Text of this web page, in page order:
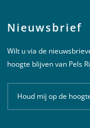
Nieuwsbrief
Wilt u via de
hoogte blijven van Pels
Houd mij op de